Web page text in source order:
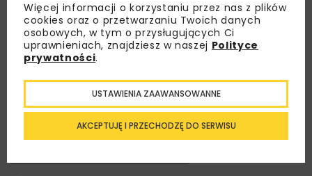
Lubisz wiedzieć więcej?
Zapisz się do newslettera aby otrzymywać od
nas najlepsze informacje branżowe,
zaproszenia na wydarzenia, atrakcyjne oferty i
dedykowane akcje specjalne.
Więcej informacji o korzystaniu przez nas z plików
cookies oraz o przetwarzaniu Twoich danych
osobowych, w tym o przysługujących Ci
uprawnieniach, znajdziesz w naszej Polityce
prywatności.
AKCEPTUJĘ I PRZECHODZĘ DO SERWISU
USTAWIENIA ZAAWANSOWANNE